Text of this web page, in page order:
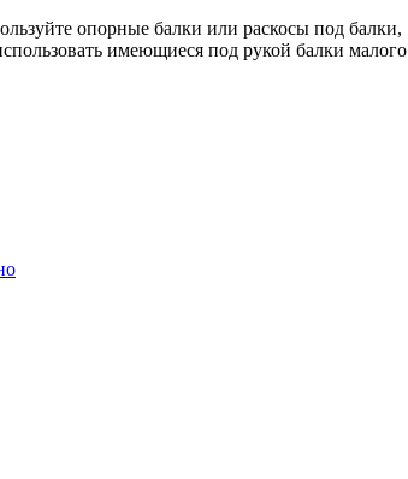
опорные балки или раскосы под балки,
имеющиеся под рукой балки малого